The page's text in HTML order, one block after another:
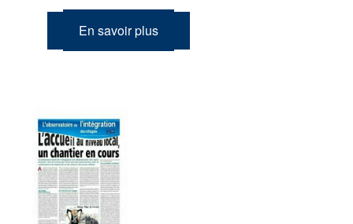
En savoir plus